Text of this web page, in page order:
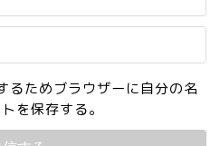
るためブラウザーに自分の名
を保存する。